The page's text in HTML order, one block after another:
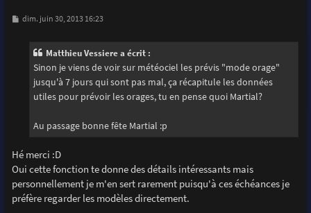
M
dim. juin 30, 2013 16:23
Matthieu Vessiere a écrit :
Sinon je viens de voir sur météociel les prévis "mode orage"
jusqu'à 7 jours qui sont pas mal, ça récapitule les données
utiles pour prévoir les orages, tu en pense quoi Martial?
Au passage bonne fête Martial :p
Hé merci :D
Oui cette fonction te donne des détails intéressants mais
personnellement je m'en sert rarement puisqu'à ces échéances je
préfère regarder les modèles directement.